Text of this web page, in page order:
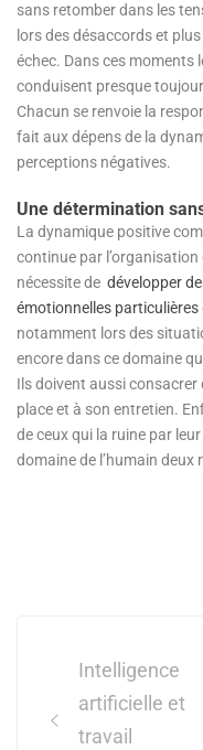
sans retomber dans les
lors des désaccords et
échec. Dans ces moments
conduisent presque
Chacun se renvoie la
fait aux dépens de la
perceptions négatives.
Une détermination
La dynamique positive
continue par
nécessite de développer
émotionnelles particulières
notamment lors des
encore dans ce domaine
Ils doivent aussi consacrer
place et à son entretien.
de ceux qui la ruine par
domaine de l’humain
Intelligence
artificielle et
travail